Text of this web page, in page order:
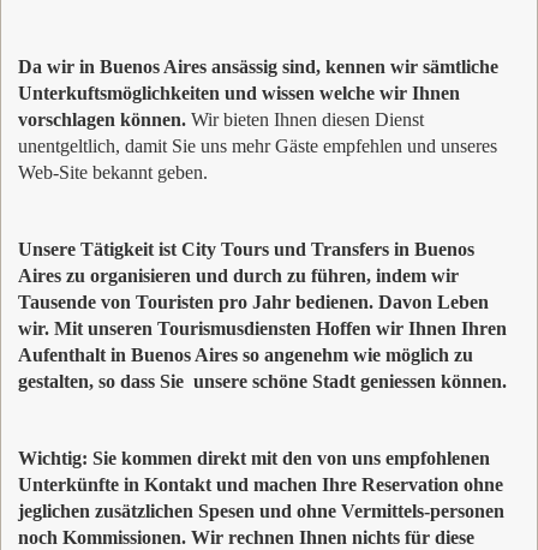
Da wir in Buenos Aires ansässig sind, kennen wir sämtliche
Unterkuftsmöglichkeiten und wissen welche wir Ihnen
vorschlagen können. Wir bieten Ihnen diesen Dienst
unentgeltlich, damit Sie uns mehr Gäste empfehlen und unseres
Web-Site bekannt geben.
Unsere Tätigkeit ist City Tours und Transfers in Buenos
Aires zu organisieren und durch zu führen, indem wir
Tausende von Touristen pro Jahr bedienen. Davon Leben
wir. Mit unseren Tourismusdiensten Hoffen wir Ihnen Ihren
Aufenthalt in Buenos Aires so angenehm wie möglich zu
gestalten, so dass Sie unsere schöne Stadt geniessen können.
Wichtig: Sie kommen direkt mit den von uns empfohlenen
Unterkünfte in Kontakt und machen Ihre Reservation ohne
jeglichen zusätzlichen Spesen und ohne Vermittels-personen
noch Kommissionen. Wir rechnen Ihnen nichts für diese